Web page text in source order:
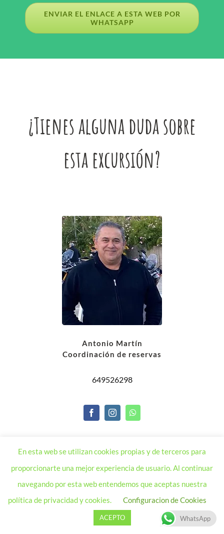
ENVIAR EL ENLACE A ESTA WEB POR
WHATSAPP
¿Tienes alguna duda sobre
esta excursión?
Antonio Martín
Coordinación de reservas
649526298
En esta web se utilizan cookies propias y de terceros para
proporcionarte una mejor experiencia de usuario. Al continuar
navegando por esta web entendemos que aceptas nuestra
política de privacidad y cookies.
Configuracion de Cookies
ACEPTO WhatsApp